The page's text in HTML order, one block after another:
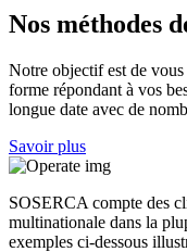
Nos méthodes
Notre objectif est de
forme répondant à vos
longue date avec de
Savoir plus
SOSERCA compte des
multinationale dans la
exemples ci-dessous